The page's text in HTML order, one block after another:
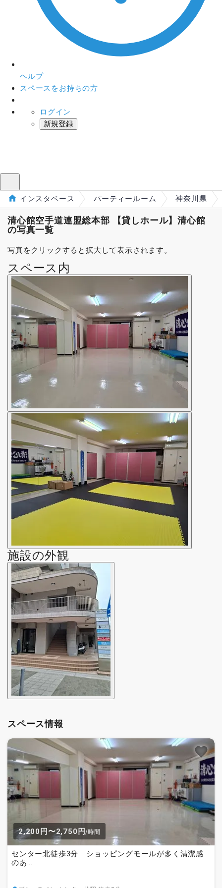
ヘルプ
スペースをお持ちの方
ログイン
新規登録
インスタベース パーティールーム 神奈川県
スペース情報
2,200円〜2,750円/時間
センター北徒歩3分 ショッピングモールが多く清潔感
のあ...
清心館空手道連盟総本部 【貸しホール】清心館
の写真一覧
写真をクリックすると拡大して表示されます。
スペース内
施設の外観